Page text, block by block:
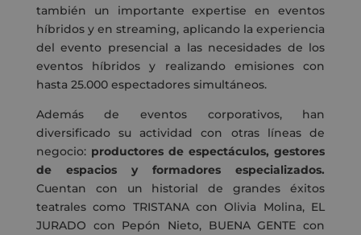
también un importante expertise en eventos
híbridos y en streaming, aplicando la experiencia
del evento presencial a las necesidades de los
eventos híbridos y realizando emisiones con
hasta 25.000 espectadores simultáneos.
Además de eventos corporativos, han
diversificado su actividad con otras líneas de
negocio: productores de espectáculos, gestores
de espacios y formadores especializados.
Cuentan con un historial de grandes éxitos
teatrales como TRISTANA con Olivia Molina, EL
JURADO con Pepón Nieto, BUENA GENTE con